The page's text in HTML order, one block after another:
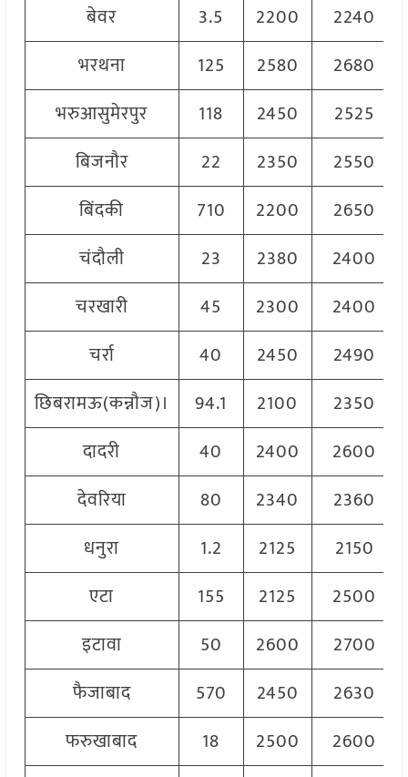
बेवर
3.5 2200 2240
भरथना
125 2580 2680
भरुआसुमेरपुर
118 2450
2525
बिजनौर
22 2350
2550
बिंदकी
710 2200 2650
चंदौली
23 2380 2400
चरखारी
45 2300 2400
चर्रा
40 2450
2490
छिबरामऊ(कन्नौज)।
94.1 2100 2350
दादरी
40 2400 2600
देवरिया
80 2340 2360
धनुरा
1.2 2125
2150
एटा
155 2125 2500
इटावा
50 2600 2700
फैजाबाद
570 2450
2630
फरुखाबाद
18 2500
2600